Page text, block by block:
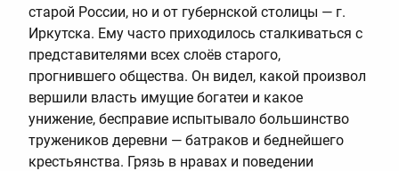
старой России, но и от губернской столицы — г.
Иркутска. Ему часто приходилось сталкиваться с
представителями всех слоёв старого,
прогнившего общества. Он видел, какой произвол
вершили власть имущие богатеи и какое
унижение, бесправие испытывало большинство
тружеников деревни — батраков и беднейшего
крестьянства. Грязь в нравах и поведении